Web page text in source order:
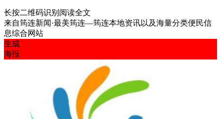
长按二维码识别阅读全文
来自筠连新闻·最美筠连—筠连本地资讯以及海量分类便民信
息综合网站
生成
海报